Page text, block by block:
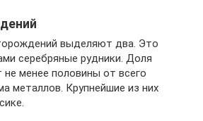
выделяют два. Это
серебряные рудники. Доля
не менее половины от всего
металлов. Крупнейшие из них